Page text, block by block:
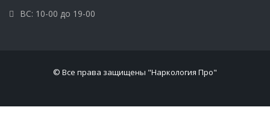
ВС: 10-00 до 19-00
© Все права защищены "Наркология Про"